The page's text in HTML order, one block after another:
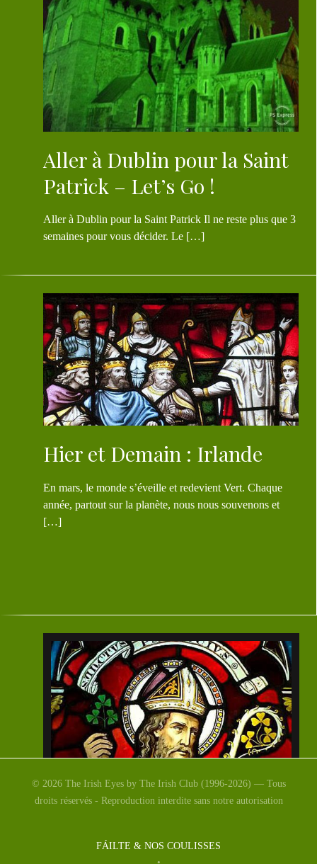
Aller à Dublin pour la Saint
Patrick – Let’s Go !
Aller à Dublin pour la Saint Patrick Il ne reste plus que 3
semaines pour vous décider. Le […]
Hier et Demain : Irlande
En mars, le monde s’éveille et redevient Vert. Chaque
année, partout sur la planète, nous nous souvenons et
[…]
17 Mars : Saint Patrick,
© 2026 The Irish Eyes by The Irish Club (1996-2026) — Tous
droits réservés - Reproduction interdite sans notre autorisation
FÁILTE & NOS COULISSES